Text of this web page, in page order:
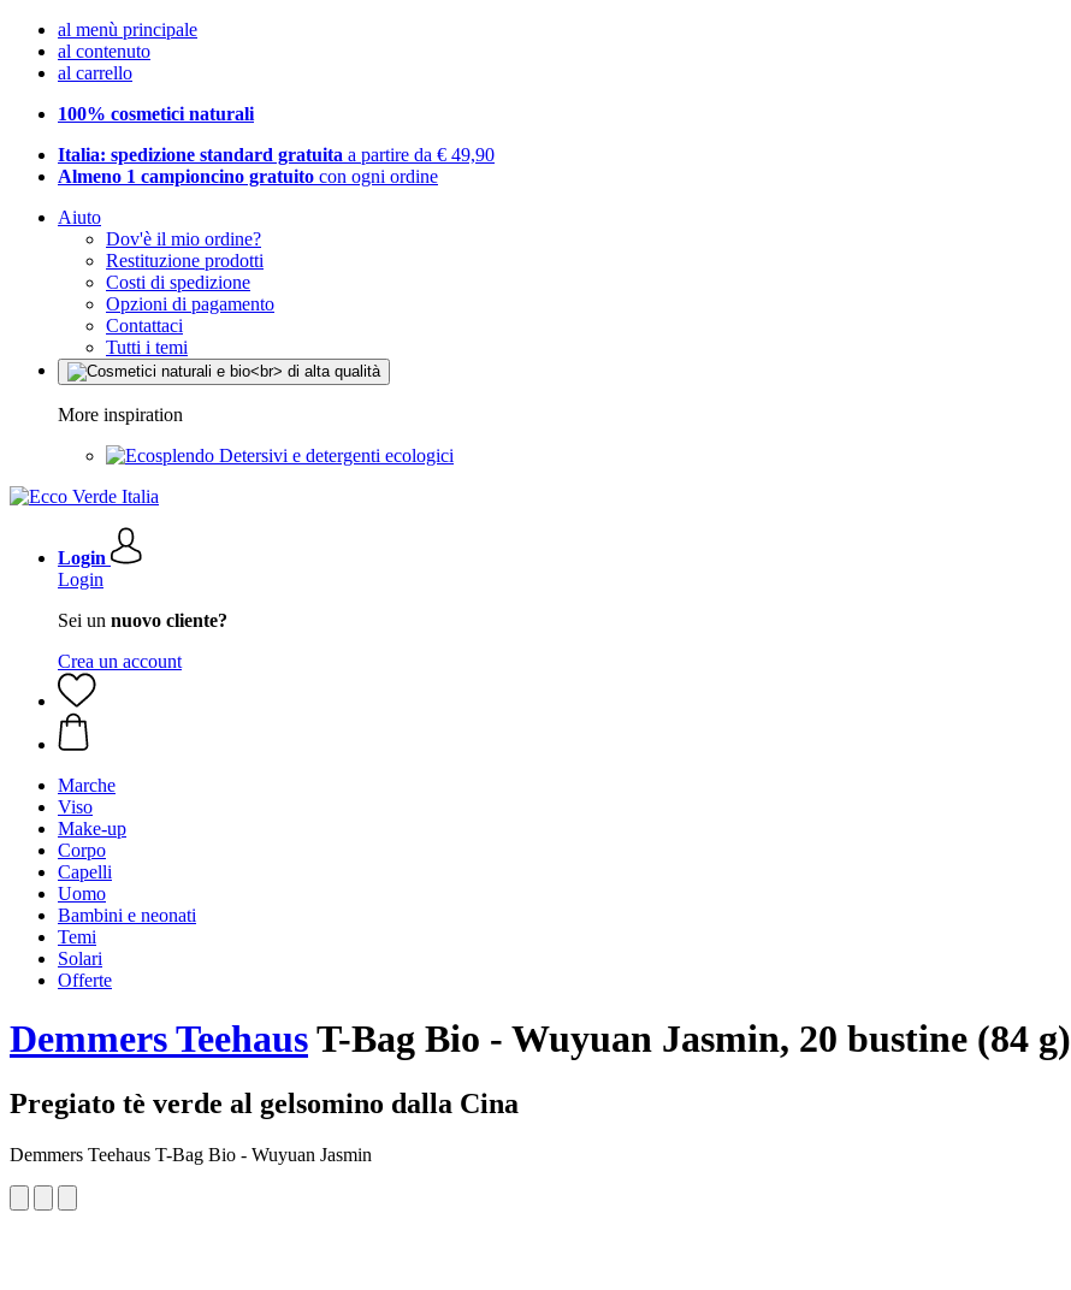
al menù principale
al contenuto
al carrello
100% cosmetici naturali
Italia: spedizione standard gratuita a partire da € 49,90
Almeno 1 campioncino gratuito con ogni ordine
Aiuto
Dov'è il mio ordine?
Restituzione prodotti
Costi di spedizione
Opzioni di pagamento
Contattaci
Tutti i temi
More inspiration
Detersivi e detergenti ecologici
Login
Login
Sei un nuovo cliente?
Crea un account
Marche
Viso
Make-up
Corpo
Capelli
Uomo
Bambini e neonati
Temi
Solari
Offerte
Demmers TeehausT-Bag Bio - Wuyuan Jasmin, 20 bustine (84 g)
Pregiato tè verde al gelsomino dalla Cina
Demmers Teehaus T-Bag Bio - Wuyuan Jasmin